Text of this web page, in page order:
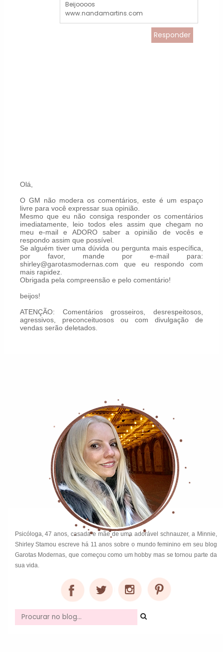
Beijoooos
www.nandamartins.com
Responder
Olá,
O GM não modera os comentários, este é um espaço
livre para você expressar sua opinião.
Mesmo que eu não consiga responder os comentários
imediatamente, leio todos eles assim que chegam no
meu e-mail e ADORO saber a opinião de vocês e
respondo assim que possível.
Se alguém tiver uma dúvida ou pergunta mais específica,
por favor, mande por e-mail para:
shirley@garotasmodernas.com que eu respondo com
mais rapidez.
Obrigada pela compreensão e pelo comentário!
beijos!
ATENÇÃO: Comentários grosseiros, desrespeitosos,
agressivos, preconceituosos ou com divulgação de
vendas serão deletados.
Psicóloga, 47 anos, casada e mãe de uma adorável schnauzer, a Minnie,
Shirley Stamou escreve há 11 anos sobre o mundo feminino em seu blog
Garotas Modernas, que começou como um hobby mas se tornou parte da
sua vida.